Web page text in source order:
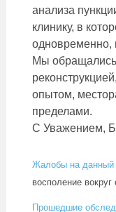
анализа
клинику, в
одновременно,
Мы обращались
опытом,
пределами.
С Уважением,
Жалобы на данный
восполение вокруг
Прошедшие